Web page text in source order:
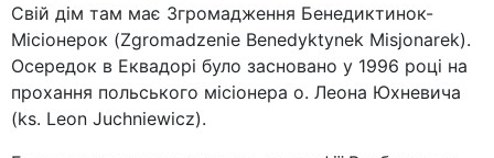
Свій дім там має Згромадження Бенедиктинок-
Місіонерок (Zgromadzenie Benedyktynek Misjonarek).
Осередок в Еквадорі було засновано у 1996 році на
прохання польського місіонера о. Леона Юхневича
(ks. Leon Juchniewicz).